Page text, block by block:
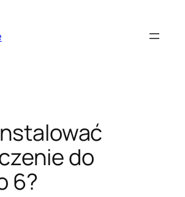
do
6?